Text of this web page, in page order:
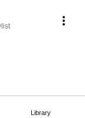
Library